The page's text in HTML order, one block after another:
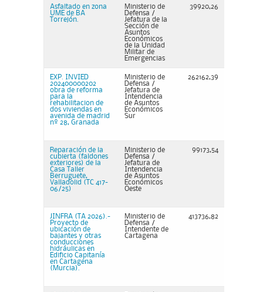
Asfaltado en zona
UME de BA
Torrejón.
Ministerio de
Defensa /
Jefatura de la
Sección de
Asuntos
Económicos
de la Unidad
Militar de
Emergencias
39920,26
EXP. INVIED
202400000202
obra de reforma
para la
rehabilitacion de
dos viviendas en
avenida de madrid
nº 28, Granada
Ministerio de
Defensa /
Jefatura de
Intendencia
de Asuntos
Económicos
Sur
262162,39
Reparación de la
cubierta (faldones
exteriores) de la
Casa Taller
Berruguete,
Valladolid (TC 417-
06/25)
Ministerio de
Defensa /
Jefatura de
Intendencia
de Asuntos
Económicos
Oeste
99173,54
JINFRA (TA 2026).-
Proyecto de
ubicación de
bajantes y otras
conducciones
hidráulicas en
Edificio Capitanía
en Cartagena
(Murcia).
Ministerio de
Defensa /
Intendente de
Cartagena
413736,82